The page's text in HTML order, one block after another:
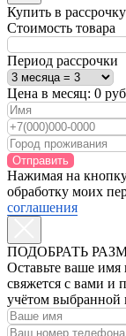
Купить в рассрочку
Стоимость товара
Период рассрочки
Цена в месяц: 0
Отправить
Нажимая на
обработку моих
соглашения
ПОДОБРАТЬ
Оставьте ваше
свяжется с вами и
учётом выбранной